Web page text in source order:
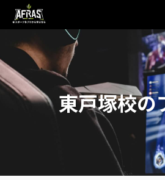
東戸塚校の